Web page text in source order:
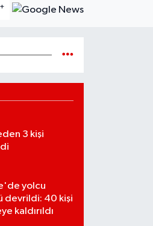
+
3 kişi
yolcu
devrildi: 40 kişi
kaldırıldı